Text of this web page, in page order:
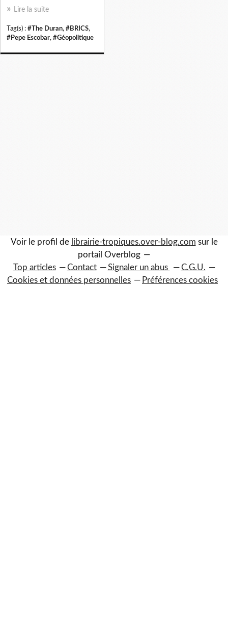
Lire la suite
Tag(s) : #The Duran, #BRICS,
#Pepe Escobar, #Géopolitique
Voir le profil de librairie-tropiques.over-blog.com sur le
portail Overblog
Top articles
Contact Signaler un abus
C.G.U.
Cookies et données personnelles
Préférences cookies